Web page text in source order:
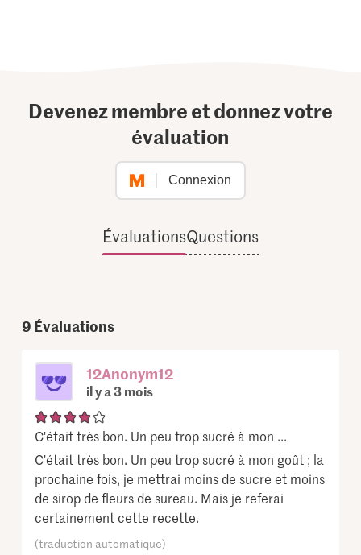
Devenez membre et donnez votre
évaluation
Connexion
ÉvaluationsQuestions
9 Évaluations
12Anonym12
il y a 3 mois
C'était très bon. Un peu trop sucré à mon ...
C'était très bon. Un peu trop sucré à mon goût ; la
prochaine fois, je mettrai moins de sucre et moins
de sirop de fleurs de sureau. Mais je referai
certainement cette recette.
(traduction automatique)